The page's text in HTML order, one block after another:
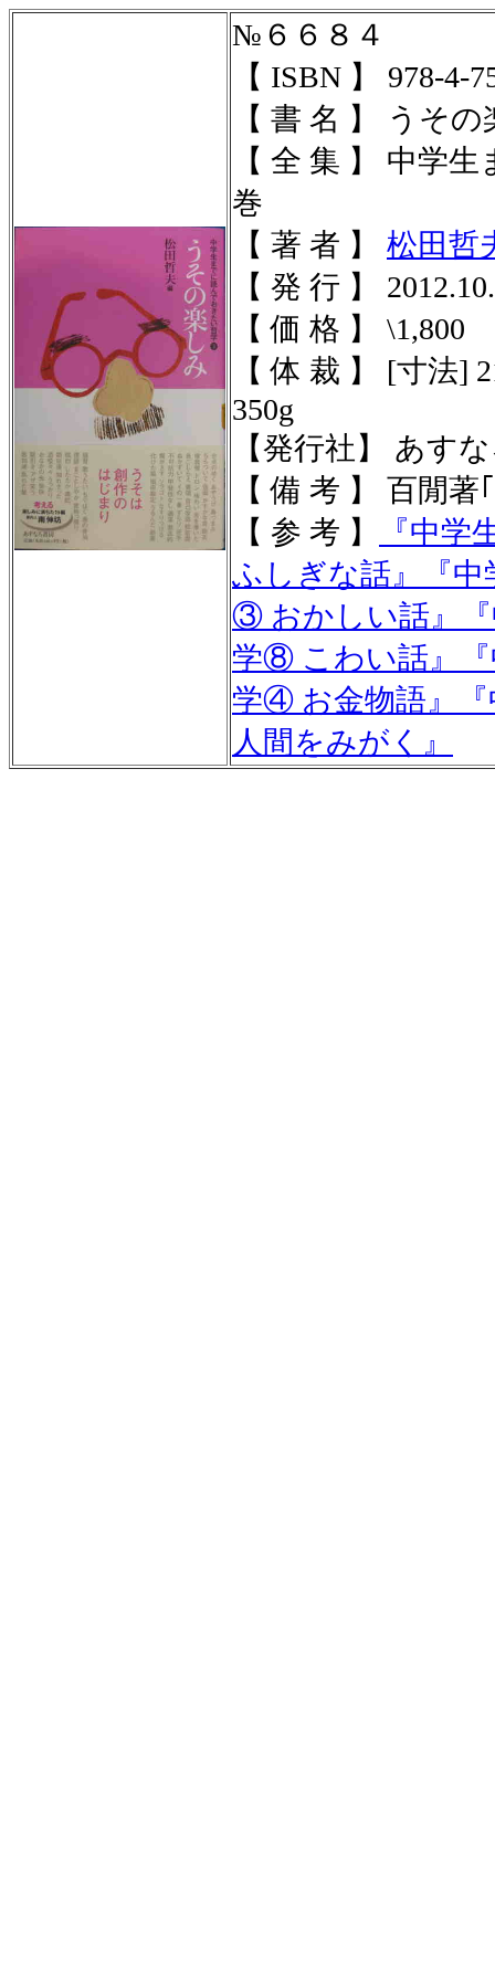
№６６８４
【 ISBN 】 978-4-
【 書 名 】 うそ
【 全 集 】 中学
巻
【 著 者 】 松田哲
【 発 行 】
【 価 格 】 \1,800
【 体 裁 】 [寸法]
350g
【発行社】 あす
【 備 考 】 百閒
【 参 考 】
『中学
ふしぎな話 』 『中
③ おかしい話 』 『
学⑧ こわい話 』 『
学④ お金物語 』 『
人間をみがく 』